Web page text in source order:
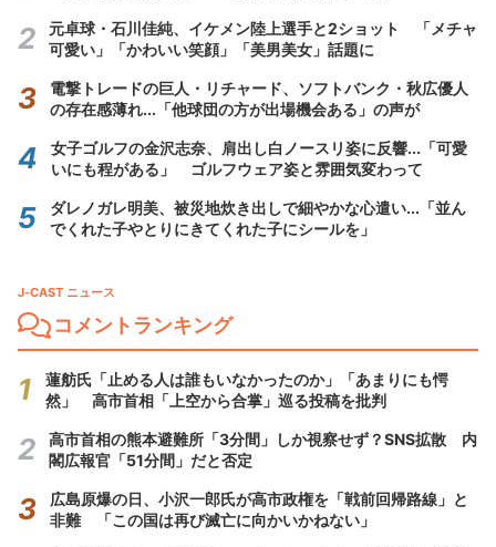
元卓球・石川佳純、イケメン陸上選手と2ショット 「メチャ
可愛い」「かわいい笑顔」「美男美女」話題に
電撃トレードの巨人・リチャード、ソフトバンク・秋広優人
の存在感薄れ...「他球団の方が出場機会ある」の声が
女子ゴルフの金沢志奈、肩出し白ノースリ姿に反響...「可愛
いにも程がある」 ゴルフウェア姿と雰囲気変わって
ダレノガレ明美、被災地炊き出しで細やかな心遣い...「並ん
でくれた子やとりにきてくれた子にシールを」
J-CAST ニュース
コメントランキング
蓮舫氏「止める人は誰もいなかったのか」「あまりにも愕
然」 高市首相「上空から合掌」巡る投稿を批判
高市首相の熊本避難所「3分間」しか視察せず？SNS拡散 内
閣広報官「51分間」だと否定
広島原爆の日、小沢一郎氏が高市政権を「戦前回帰路線」と
非難 「この国は再び滅亡に向かいかねない」